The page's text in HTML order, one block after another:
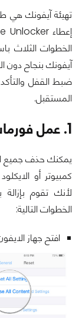
تهيئة آيفونك هي
آيفونك بنجاح دون
ضبط القفل
المستقبل.
1. عمل فورمات لجهاز الايفون بدون الايكلود
يمكنك حذف جميع
كمبيوتر أو
لأنك تقوم
الخطوات التالية:
افتح جهاز